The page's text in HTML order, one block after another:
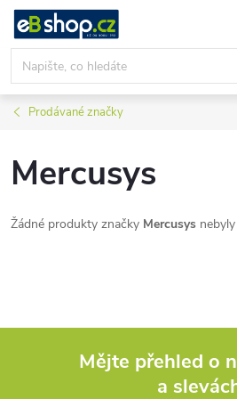
Přejít
obsah
Prodávané značky
Mercusys
Žádné produkty značky Mercusys
Mějte přehled o
a